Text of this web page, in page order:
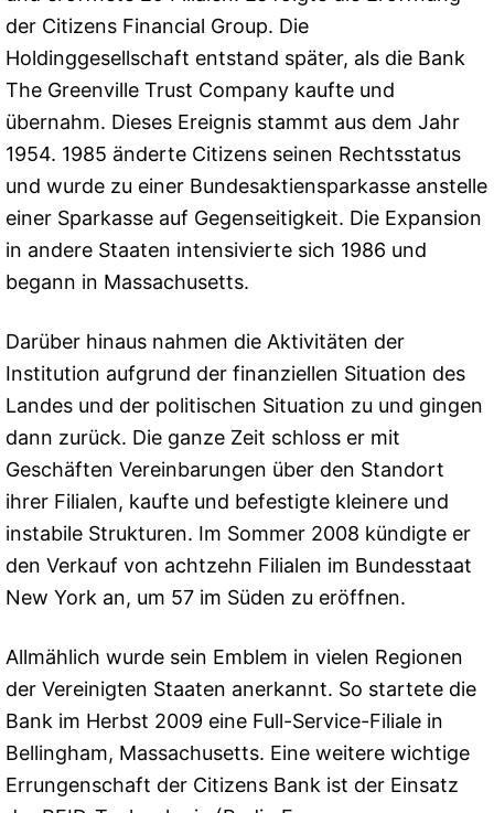
der Citizens Financial Group. Die
Holdinggesellschaft entstand später, als die Bank
The Greenville Trust Company kaufte und
übernahm. Dieses Ereignis stammt aus dem Jahr
1954. 1985 änderte Citizens seinen Rechtsstatus
und wurde zu einer Bundesaktiensparkasse anstelle
einer Sparkasse auf Gegenseitigkeit. Die Expansion
in andere Staaten intensivierte sich 1986 und
begann in Massachusetts.
Darüber hinaus nahmen die Aktivitäten der
Institution aufgrund der finanziellen Situation des
Landes und der politischen Situation zu und gingen
dann zurück. Die ganze Zeit schloss er mit
Geschäften Vereinbarungen über den Standort
ihrer Filialen, kaufte und befestigte kleinere und
instabile Strukturen. Im Sommer 2008 kündigte er
den Verkauf von achtzehn Filialen im Bundesstaat
New York an, um 57 im Süden zu eröffnen.
Allmählich wurde sein Emblem in vielen Regionen
der Vereinigten Staaten anerkannt. So startete die
Bank im Herbst 2009 eine Full-Service-Filiale in
Bellingham, Massachusetts. Eine weitere wichtige
Errungenschaft der Citizens Bank ist der Einsatz